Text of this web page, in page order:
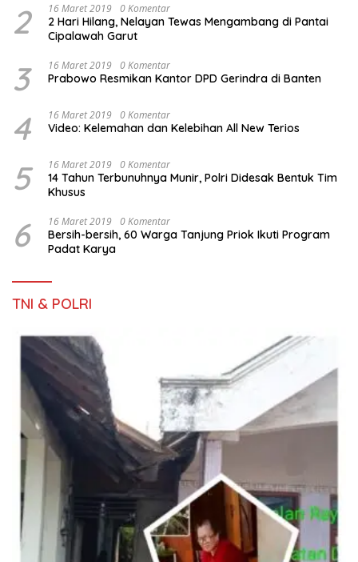
2 16 Maret 2019 0 Komentar
2 Hari Hilang, Nelayan Tewas Mengambang di Pantai
Cipalawah Garut
3 16 Maret 2019 0 Komentar
Prabowo Resmikan Kantor DPD Gerindra di Banten
4 16 Maret 2019 0 Komentar
Video: Kelemahan dan Kelebihan All New Terios
5 16 Maret 2019 0 Komentar
14 Tahun Terbunuhnya Munir, Polri Didesak Bentuk Tim
Khusus
6 16 Maret 2019 0 Komentar
Bersih-bersih, 60 Warga Tanjung Priok Ikuti Program
Padat Karya
TNI & POLRI